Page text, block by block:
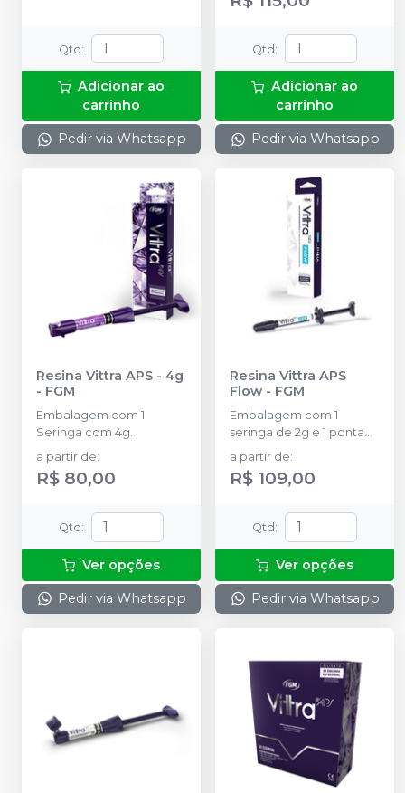
Qtd:
Adicionar ao
carrinho
Pedir via Whatsapp
Qtd:
Adicionar ao
carrinho
Pedir via Whatsapp
Resina Vittra APS - 4g
- FGM
Embalagem com 1
Seringa com 4g.
a partir de:
R$ 80,00
Qtd :
Ver opções
Pedir via Whatsapp
Resina Vittra APS
Flow - FGM
Embalagem com 1
seringa de 2g e 1 ponta
aplicadora
a partir de:
R$ 109,00
Qtd :
Ver opções
Pedir via Whatsapp